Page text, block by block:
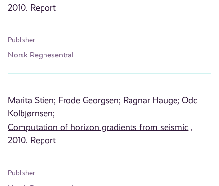
2010. Report
Publisher
Norsk Regnesentral
Marita Stien; Frode Georgsen; Ragnar Hauge; Odd
Kolbjørnsen;
Computation of horizon gradients from seismic ,
2010. Report
Publisher